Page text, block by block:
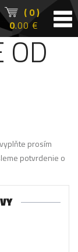
( 0 )
0.00 €
OD
prosím
potvrdenie o